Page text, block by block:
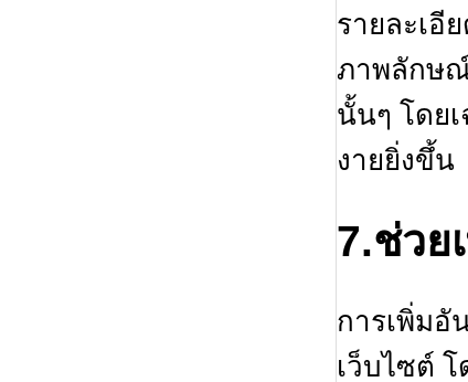
รายละเอี
ภาพลักษ
นั้นๆ โดย
งายยิ่งขึ้น
7.ช่วย
การเพิ่มอั
เว็บไซต์